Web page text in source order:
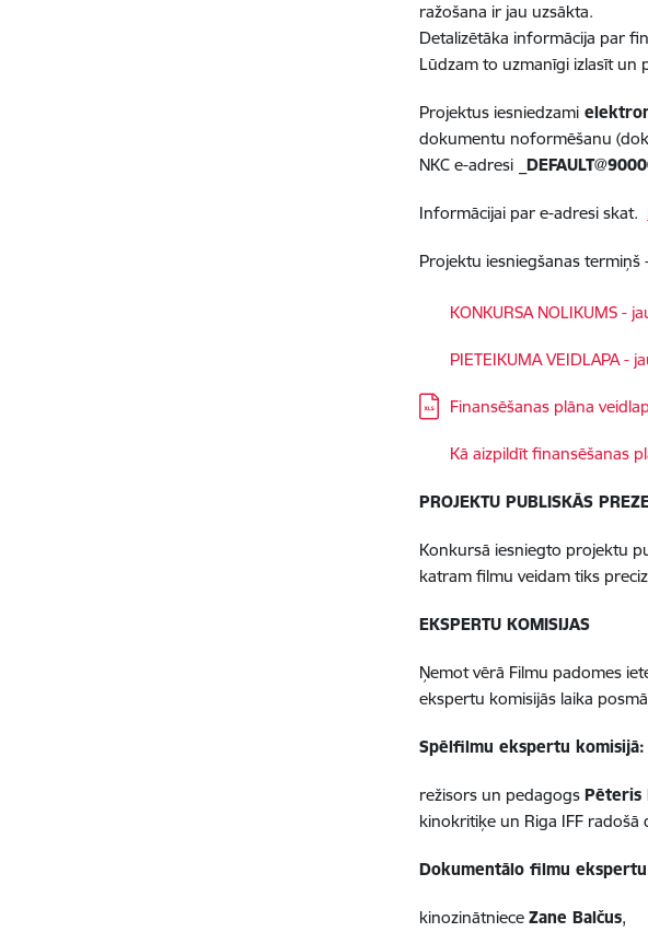
ražošana ir jau uzsākta.
Detalizētāka informācija par
Lūdzam to uzmanīgi izlasīt un
Projektus iesniedzami
dokumentu noformēšanu
NKC e-adresi
Informācijai par e-adresi skat.
Projektu iesniegšanas termiņš
Lejupielādēt:
KONKURSA NOLIKUMS -
Lejupielādēt:
PIETEIKUMA VEIDLAPA
Lejupielādēt:
Finansēšanas plāna
Lejupielādēt:
Kā aizpildīt finansēšanas
PROJEKTU PUBLISKĀS
Konkursā iesniegto projektu
katram filmu veidam tiks
EKSPERTU KOMISIJAS
Ņemot vērā Filmu padomes
ekspertu komisijās laika
Spēlfilmu ekspertu komisijā:
režisors un pedagogsPēteris
kinokritiķe un Riga IFF
Dokumentālo filmu
kinozinātnieceZane Balčus,